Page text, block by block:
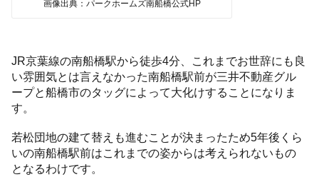
画像出典：パークホームズ南船橋公式HP
JR京葉線の南船橋駅から徒歩4分、これまでお世辞にも良
い雰囲気とは言えなかった南船橋駅前が三井不動産グル
ープと船橋市のタッグによって大化けすることになりま
す。
若松団地の建て替えも進むことが決まったため5年後くら
いの南船橋駅前はこれまでの姿からは考えられないもの
となるわけです。